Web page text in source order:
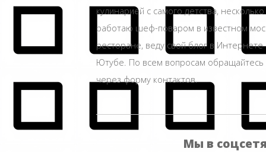
кулинарией с самого детства,
работаю шеф-поваром в известном
ресторане, веду свой блог в Интернете
Ютубе. По всем вопросам
через форму контактов.
Мы в